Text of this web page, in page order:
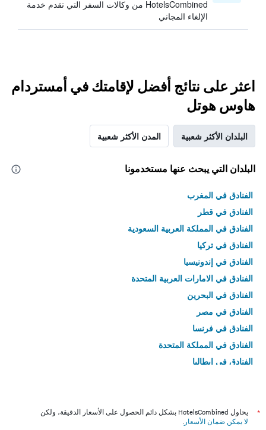
HotelsCombined من وكالات السفر التي تقدم خدمة
الإلغاء المجاني
اعثر على نتائج أفضل لإقامتك في أمستردام
هاوس هوتل
البلدان الأكثر شعبية المدن الأكثر شعبية
البلدان التي يبحث عنها مستخدمونا
الفنادق في المغرب
الفنادق في قطر
الفنادق في المملكة العربية السعودية
الفنادق في تركيا
الفنادق في إندونيسيا
الفنادق في الامارات العربية المتحدة
الفنادق في البحرين
الفنادق في مصر
الفنادق في فرنسا
الفنادق في المملكة المتحدة
الفنادق في إيطاليا
*
يحاول HotelsCombined بشكل دائم الحصول على الأسعار الدقيقة، ولكن
لا يمكن ضمان الأسعار .